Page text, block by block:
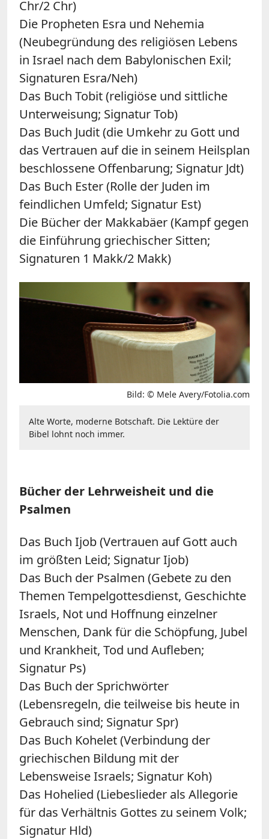
Chr/2 Chr)
Die Propheten Esra und Nehemia
(Neubegründung des religiösen Lebens
in Israel nach dem Babylonischen Exil;
Signaturen Esra/Neh)
Das Buch Tobit (religiöse und sittliche
Unterweisung; Signatur Tob)
Das Buch Judit (die Umkehr zu Gott und
das Vertrauen auf die in seinem Heilsplan
beschlossene Offenbarung; Signatur Jdt)
Das Buch Ester (Rolle der Juden im
feindlichen Umfeld; Signatur Est)
Die Bücher der Makkabäer (Kampf gegen
die Einführung griechischer Sitten;
Signaturen 1 Makk/2 Makk)
Bild: © Mele Avery/Fotolia.com
Alte Worte, moderne Botschaft. Die Lektüre der
Bibel lohnt noch immer.
Bücher der Lehrweisheit und die
Psalmen
Das Buch Ijob (Vertrauen auf Gott auch
im größten Leid; Signatur Ijob)
Das Buch der Psalmen (Gebete zu den
Themen Tempelgottesdienst, Geschichte
Israels, Not und Hoffnung einzelner
Menschen, Dank für die Schöpfung, Jubel
und Krankheit, Tod und Aufleben;
Signatur Ps)
Das Buch der Sprichwörter
(Lebensregeln, die teilweise bis heute in
Gebrauch sind; Signatur Spr)
Das Buch Kohelet (Verbindung der
griechischen Bildung mit der
Lebensweise Israels; Signatur Koh)
Das Hohelied (Liebeslieder als Allegorie
für das Verhältnis Gottes zu seinem Volk;
Signatur Hld)